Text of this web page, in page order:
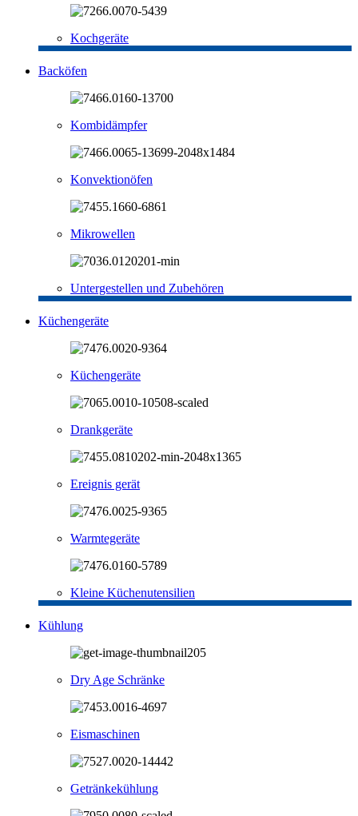
Kochgeräte
Backöfen
Kombidämpfer
Konvektionöfen
Mikrowellen
Untergestellen und Zubehören
Küchengeräte
Küchengeräte
Drankgeräte
Ereignis gerät
Warmtegeräte
Kleine Küchenutensilien
Kühlung
Dry Age Schränke
Eismaschinen
Getränkekühlung